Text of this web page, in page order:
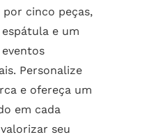
cinco peças,
e um
Personalize
e ofereça um
em cada
seu